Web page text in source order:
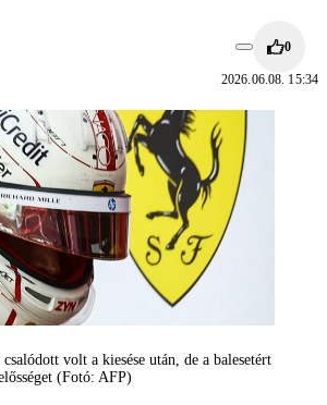
0
2026.06.08. 15:34
volt a kiesése után, de a balesetért
(Fotó: AFP)